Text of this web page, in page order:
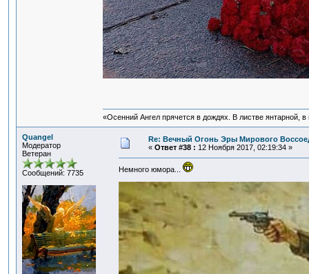
«Осенний Ангел прячется в дождях. В листве янтарной,
Quangel
Модератор
Ветеран
Сообщений: 7735
Re: Вечный Огонь Эры Мирового
« Ответ #38 : 12 Ноября 2017, 02:19:34 »
Немного юмора...